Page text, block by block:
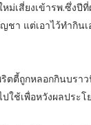
เสี่ยงเข้ารพ.ซึ่งปี
า แต่เอาไว้ทำกิน
ตตี้ถูกหลอกกินบร
ใช้เพื่อหวังผลปร